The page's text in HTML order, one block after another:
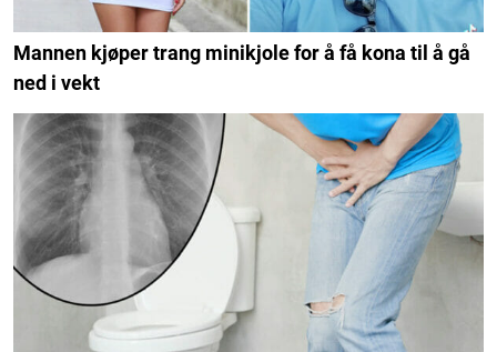
Mannen kjøper trang minikjole for å få kona til å gå
ned i vekt